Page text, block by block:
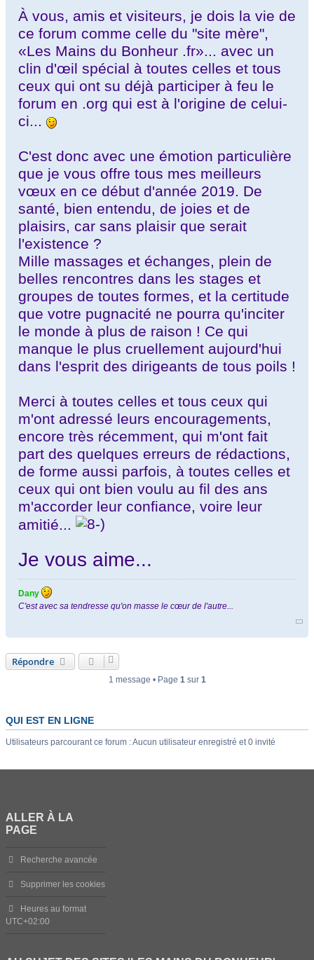
À vous, amis et visiteurs, je dois la vie de
ce forum comme celle du "site mère",
«Les Mains du Bonheur .fr»... avec un
clin d'œil spécial à toutes celles et tous
ceux qui ont su déjà participer à feu le
forum en .org qui est à l'origine de celui-
ci...
C'est donc avec une émotion particulière
que je vous offre tous mes meilleurs
vœux en ce début d'année 2019. De
santé, bien entendu, de joies et de
plaisirs, car sans plaisir que serait
l'existence ?
Mille massages et échanges, plein de
belles rencontres dans les stages et
groupes de toutes formes, et la certitude
que votre pugnacité ne pourra qu'inciter
le monde à plus de raison ! Ce qui
manque le plus cruellement aujourd'hui
dans l'esprit des dirigeants de tous poils !
Merci à toutes celles et tous ceux qui
m'ont adressé leurs encouragements,
encore très récemment, qui m'ont fait
part des quelques erreurs de rédactions,
de forme aussi parfois, à toutes celles et
ceux qui ont bien voulu au fil des ans
m'accorder leur confiance, voire leur
amitié...
Je vous aime...
Dany
C'est avec sa tendresse qu'on masse le cœur de l'autre...
Répondre
1 message • Page 1sur 1
QUI EST EN LIGNE
Utilisateurs parcourant ce forum : Aucun utilisateur enregistré et 0 invité
ALLER À LA
PAGE
Recherche avancée
Supprimer les cookies
Heures au format
UTC+02:00